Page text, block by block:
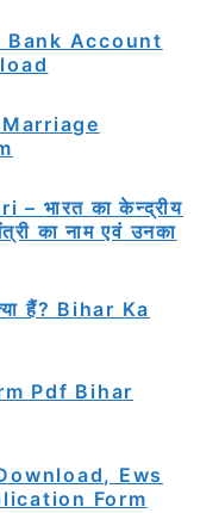
Bank Account
Marriage
भारत का केन्द्रीय
का नाम एवं उनका
हैं? Bihar Ka
Pdf Bihar
Ews
Form